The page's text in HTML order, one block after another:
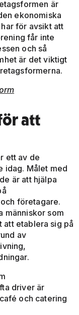
är
ekonomiska
för avsikt att
får inte
och så
är det viktigt
att
ett av de
idag. Målet med
är att hjälpa
företagare.
människor som
att etablera sig på
av
driver är
och catering